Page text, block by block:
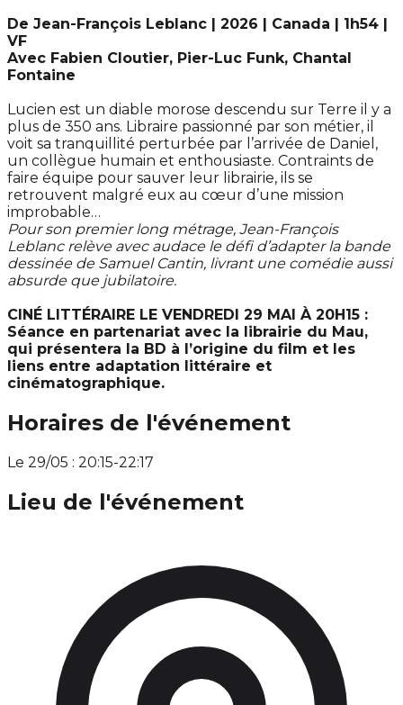
De Jean-François Leblanc | 2026 | Canada | 1h54 |
VF
Avec Fabien Cloutier, Pier-Luc Funk, Chantal
Fontaine
Lucien est un diable morose descendu sur Terre il y a
plus de 350 ans. Libraire passionné par son métier, il
voit sa tranquillité perturbée par l’arrivée de Daniel,
un collègue humain et enthousiaste. Contraints de
faire équipe pour sauver leur librairie, ils se
retrouvent malgré eux au cœur d’une mission
improbable…
Pour son premier long métrage, Jean-François
Leblanc relève avec audace le défi d’adapter la bande
dessinée de Samuel Cantin, livrant une comédie aussi
absurde que jubilatoire.
CINÉ LITTÉRAIRE LE VENDREDI 29 MAI À 20H15 :
Séance en partenariat avec la librairie du Mau,
qui présentera la BD à l’origine du film et les
liens entre adaptation littéraire et
cinématographique.
Horaires de l'événement
Le 29/05 : 20:15-22:17
Lieu de l'événement